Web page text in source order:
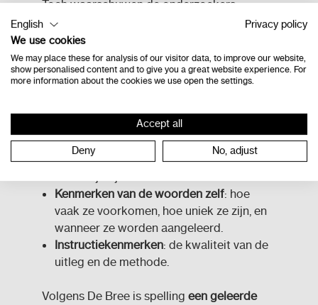
Toch waarschuwen de onderzoekers:
spelling is géén automatisch bijproduct van
lezen. Het verdient specifieke en
systematische aandacht.
Factoren die helpen
drie soorten kenmerken:
Kennis van het kind : uitspraak, betekenis
Kenmerken van de woorden zelf: hoe
vaak ze voorkomen, hoe uniek ze zijn, en
wanneer ze worden aangeleerd.
Instructiekenmerken: de kwaliteit van de
uitleg en de methode.
Volgens De Bree is spelling een geleerde
English
Privacy policy
We use cookies
We may place these for analysis of our visitor data, to improve our website,
show personalised content and to give you a great website experience. For
more information about the cookies we use open the settings.
Accept all
Deny No, adjust